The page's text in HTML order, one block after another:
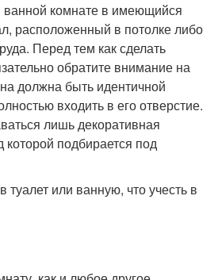
ванной комнате в имеющийся
расположенный в потолке либо
Перед тем как сделать
обратите внимание на
должна быть идентичной
входить в его отверстие.
лишь декоративная
подбирается под
туалет или ванную, что учесть в